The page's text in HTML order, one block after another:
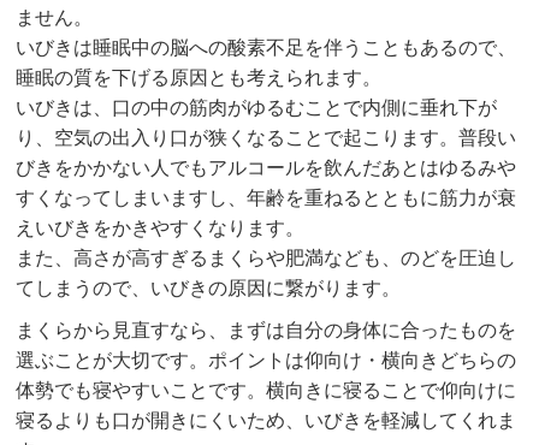
ません。
いびきは睡眠中の脳への酸素不足を伴うこともあるので、
睡眠の質を下げる原因とも考えられます。
いびきは、口の中の筋肉がゆるむことで内側に垂れ下が
り、空気の出入り口が狭くなることで起こります。普段い
びきをかかない人でもアルコールを飲んだあとはゆるみや
すくなってしまいますし、年齢を重ねるとともに筋力が衰
えいびきをかきやすくなります。
また、高さが高すぎるまくらや肥満なども、のどを圧迫し
てしまうので、いびきの原因に繋がります。
まくらから見直すなら、まずは自分の身体に合ったものを
選ぶことが大切です。ポイントは仰向け・横向きどちらの
体勢でも寝やすいことです。横向きに寝ることで仰向けに
寝るよりも口が開きにくいため、いびきを軽減してくれま